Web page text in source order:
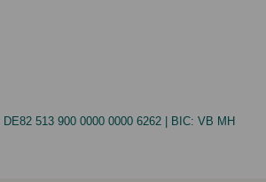
DE82 513 900 0000 0000 6262 | BIC: VB MH